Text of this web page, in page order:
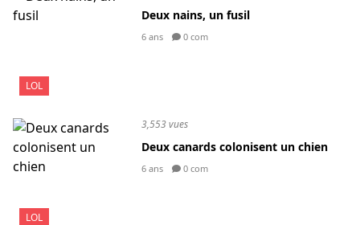
LOL
Deux nains, un fusil
6 ans 0 com
LOL
3,553 vues
Deux canards colonisent un chien
6 ans 0 com